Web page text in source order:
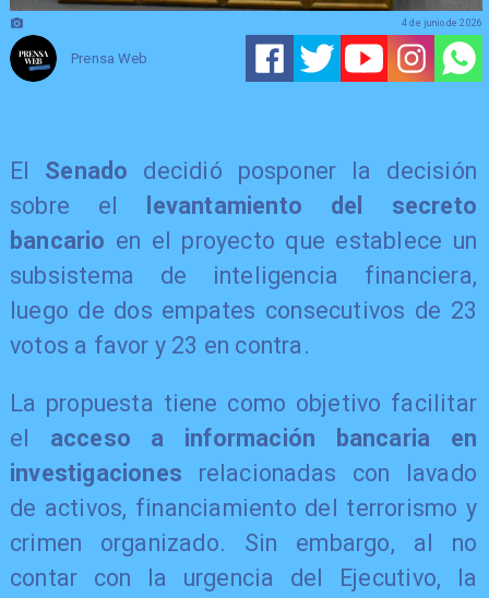
Prensa Web
4 de junio de 2026
El Senado decidió posponer la decisión
sobre el
levantamiento del secreto
bancario en el proyecto que establece un
subsistema de inteligencia financiera,
luego de dos empates consecutivos de 23
votos a favor y 23 en contra.
La propuesta tiene como objetivo facilitar
el acceso a información bancaria en
investigaciones relacionadas con lavado
de activos, financiamiento del terrorismo y
crimen organizado. Sin embargo, al no
contar con la urgencia del Ejecutivo, la